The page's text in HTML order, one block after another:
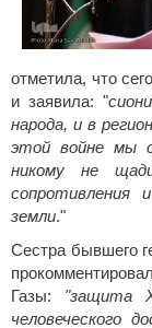
отметила, что
и заявила: "
народа, и в
этой войне мы
никому не
сопротивления
земли."
Сестра бывшего
Газы: "защита
человеческого